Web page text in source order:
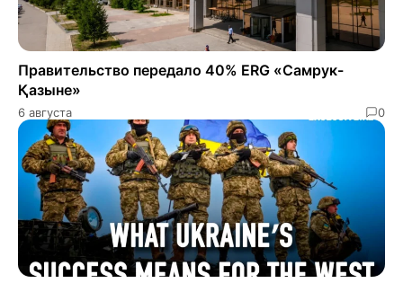
Правительство передало 40% ERG «Самрук-
Қазыне»
6 августа 0